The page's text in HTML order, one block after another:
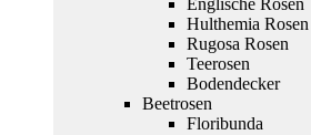
Englische Rosen
Hulthemia Rosen
Rugosa Rosen
Teerosen
Bodendecker
Beetrosen
Floribunda